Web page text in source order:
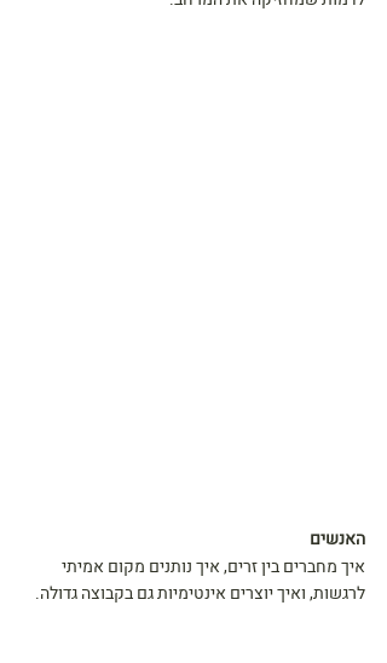
האנשים
איך מחברים בין זרים, איך נותנים מקום אמיתי
לרגשות, ואיך יוצרים אינטימיות גם בקבוצה גדולה.